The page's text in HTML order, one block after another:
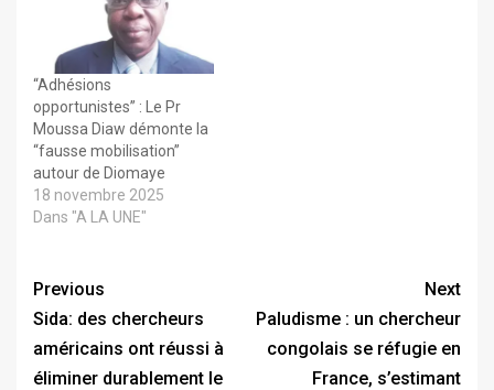
“Adhésions
opportunistes” : Le Pr
Moussa Diaw démonte la
“fausse mobilisation”
autour de Diomaye
18 novembre 2025
Dans "A LA UNE"
Previous
Sida: des chercheurs
américains ont réussi à
éliminer durablement le
Next
Paludisme : un chercheur
congolais se réfugie en
France, s’estimant